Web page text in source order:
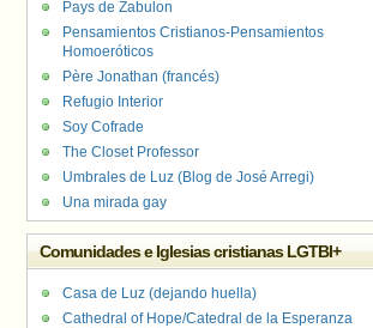
Pays de Zabulon
Pensamientos Cristianos-Pensamientos
Homoeróticos
Père Jonathan (francés)
Refugio Interior
Soy Cofrade
The Closet Professor
Umbrales de Luz (Blog de José Arregi)
Una mirada gay
Comunidades e Iglesias cristianas LGTBI+
Casa de Luz (dejando huella)
Cathedral of Hope/Catedral de la Esperanza